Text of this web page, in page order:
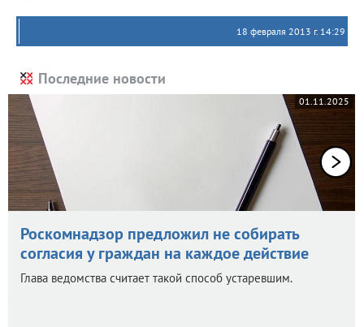
18 февраля 2013 г. 14:29
Последние новости
01.11.2025
Роскомнадзор предложил не собирать
согласия у граждан на каждое действие
Глава ведомства считает такой способ устаревшим.